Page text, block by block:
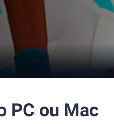
PC ou Mac